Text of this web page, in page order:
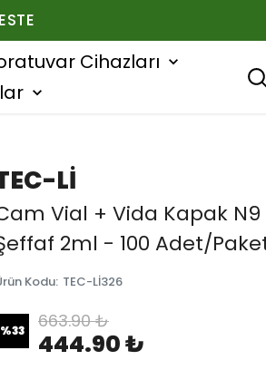
Cihazları
Lİ
Vial + Vida Kapak
2ml - 100 Adet/
Kodu: TEC-Lİ326
%33 663.90 ₺
444.90 ₺